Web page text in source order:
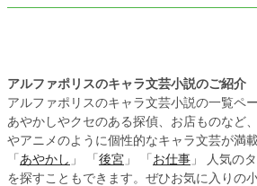
アルファポリスのキャラ文芸小説のご紹介
アルファポリスのキャラ文芸小説の一覧ペー
あやかしやクセのある探偵、お店ものなど
やアニメのように個性的なキャラ文芸が満載
「 あやかし 」 「 後宮 」 「 お仕事 」 人気の
を探すこともできます。ぜひお気に入りの